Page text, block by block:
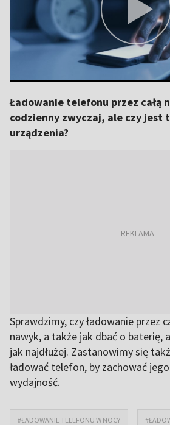
Ładowanie telefonu przez całą
codzienny zwyczaj, ale czy jest
urządzenia?
Sprawdzimy, czy ładowanie przez
nawyk, a także jak dbać o baterię,
jak najdłużej. Zastanowimy się
ładować telefon, by zachować
wydajność.
#ŁADOWANIE TELEFONU W NOCY